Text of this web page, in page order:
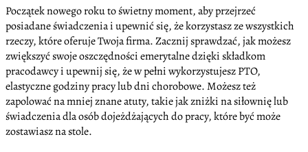
Początek nowego roku to świetny moment, aby przejrzeć
posiadane świadczenia i upewnić się, że korzystasz ze wszystkich
rzeczy, które oferuje Twoja firma. Zacznij sprawdzać, jak możesz
zwiększyć swoje oszczędności emerytalne dzięki składkom
pracodawcy i upewnij się, że w pełni wykorzystujesz PTO,
elastyczne godziny pracy lub dni chorobowe. Możesz też
zapolować na mniej znane atuty, takie jak zniżki na siłownię lub
świadczenia dla osób dojeżdżających do pracy, które być może
zostawiasz na stole.